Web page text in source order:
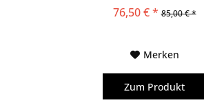
76,50 € * 85,00 € *
Merken
Zum Produkt